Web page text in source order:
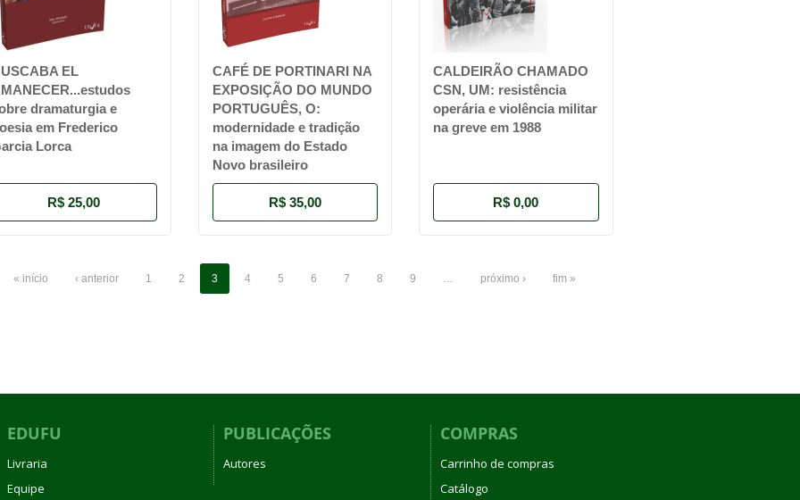
EL
dramaturgia e
em Frederico
Lorca
R$ 25,00
CAFÉ DE PORTINARI NA
EXPOSIÇÃO DO MUNDO
PORTUGUÊS, O:
modernidade e tradição
na imagem do Estado
Novo brasileiro
R$ 35,00
CALDEIRÃO CHAMADO
CSN, UM: resistência
operária e violência militar
na greve em 1988
R$ 0,00
« início ‹ anterior 1 2 3 4 5 6 7 8 9 próximo › fim »
EDUFU
Livraria
Equipe
PUBLICAÇÕES
Autores
COMPRAS
Carrinho de compras
Catálogo